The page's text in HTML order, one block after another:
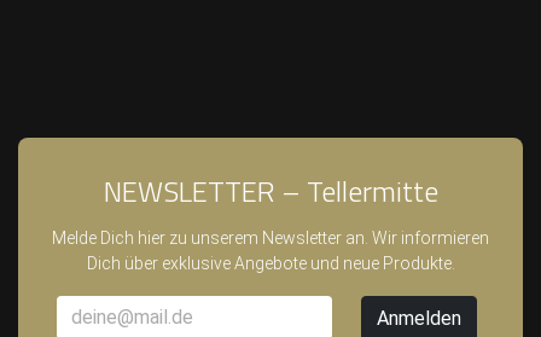
NEWSLETTER – Tellermitte
Melde Dich hier zu unserem Newsletter an. Wir informieren
Dich über exklusive Angebote und neue Produkte.